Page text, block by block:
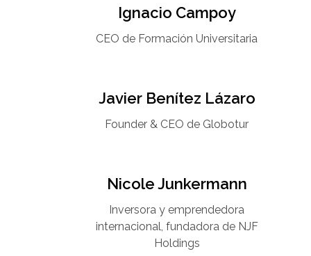
Ignacio Campoy​
CEO de Formación Universitaria​
Javier Benítez Lázaro
Founder & CEO de Globotur​
Nicole Junkermann​
Inversora y emprendedora
internacional, fundadora de NJF
Holdings